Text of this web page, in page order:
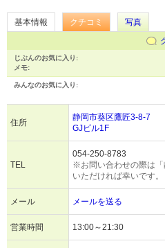
基本情報 クチコミ
写真
じぶんのお気に入り:
メモ:
みんなのお気に入り:
住所
静岡市葵区鷹匠3-8-7
GJビル1F
TEL
054-250-8783
※お問い合わせの際は「
いただければ幸いです。
メール メールを送る
営業時間 13:00～21:30